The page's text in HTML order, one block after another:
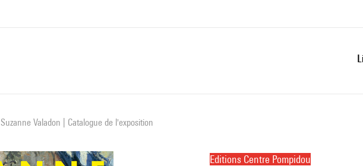
Suzanne Valadon | Catalogue de l'exposition
Editions Centre Pompidou